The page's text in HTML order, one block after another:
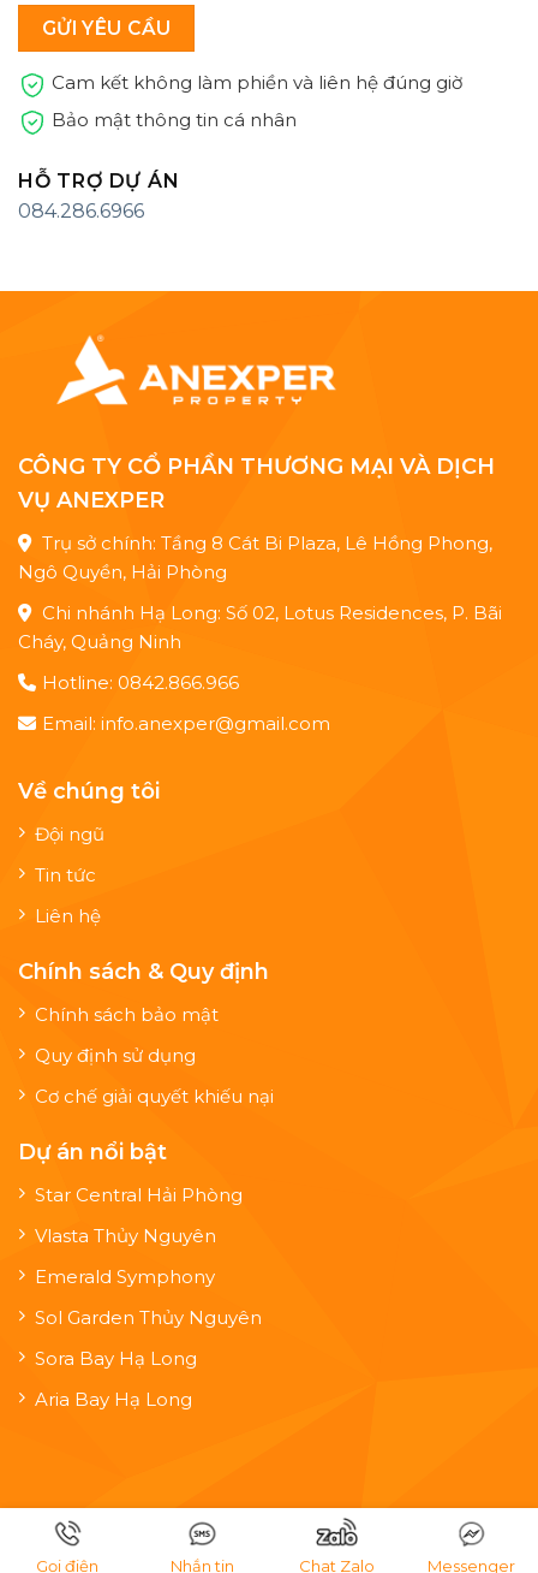
Cam kết không làm phiền và liên hệ đúng giờ
Bảo mật thông tin cá nhân
HỖ TRỢ DỰ ÁN
084.286.6966
CÔNG TY CỔ PHẦN THƯƠNG MẠI VÀ DỊCH
VỤ ANEXPER
Trụ sở chính: Tầng 8 Cát Bi Plaza, Lê Hồng Phong,
Ngô Quyền, Hải Phòng
Chi nhánh Hạ Long: Số 02, Lotus Residences, P. Bãi
Cháy, Quảng Ninh
Hotline: 0842.866.966
Email: info.anexper@gmail.com
Về chúng tôi
Đội ngũ
Tin tức
Liên hệ
Chính sách & Quy định
Chính sách bảo mật
Quy định sử dụng
Cơ chế giải quyết khiếu nại
Dự án nổi bật
Star Central Hải Phòng
Vlasta Thủy Nguyên
Emerald Symphony
Sol Garden Thủy Nguyên
Sora Bay Hạ Long
Aria Bay Hạ Long
Copyright © 2026 Anexper Property - 0202243319
Thiết kế bởi: Maxweb.vn
Gọi điện Nhắn tin Chat Zalo Messenger